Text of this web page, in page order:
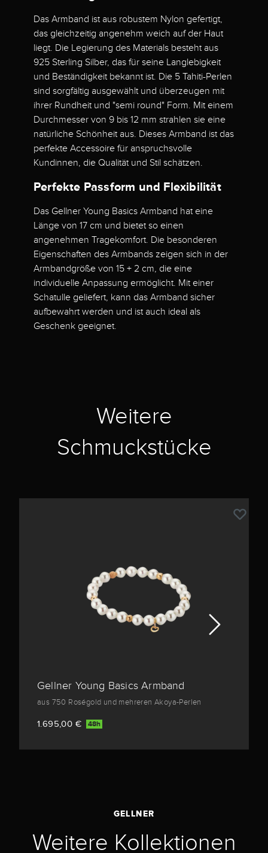
Das Armband ist aus robustem Nylon gefertigt,
das gleichzeitig angenehm weich auf der Haut
liegt. Die Legierung des Materials besteht aus
925 Sterling Silber, das für seine Langlebigkeit
und Beständigkeit bekannt ist. Die 5 Tahiti-Perlen
sind sorgfältig ausgewählt und überzeugen mit
ihrer Rundheit und "semi round" Form. Mit einem
Durchmesser von 9 bis 12 mm strahlen sie eine
natürliche Schönheit aus. Dieses Armband ist das
perfekte Accessoire für anspruchsvolle
Kundinnen, die Qualität und Stil schätzen.
Perfekte Passform und Flexibilität
Das Gellner Young Basics Armband hat eine
Länge von 17 cm und bietet so einen
angenehmen Tragekomfort. Die besonderen
Eigenschaften des Armbands zeigen sich in der
Armbandgröße von 15 + 2 cm, die eine
individuelle Anpassung ermöglicht. Mit einer
Schatulle geliefert, kann das Armband sicher
aufbewahrt werden und ist auch ideal als
Geschenk geeignet.
Weitere
Schmuckstücke
Gellner Young Basics Armband
aus 750 Roségold und mehreren Akoya-Perlen
1.695,00 € 48h
GELLNER
Weitere Kollektionen